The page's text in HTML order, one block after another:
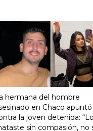
hermana del hombre
en Chaco apuntó
la joven detenida: “Lo
sin compasión, no